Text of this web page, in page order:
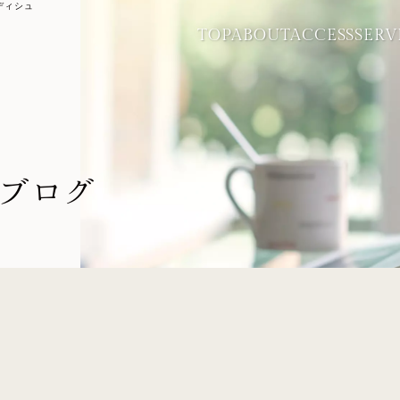
ィシュ
TOPABOUTACCESS
ログ